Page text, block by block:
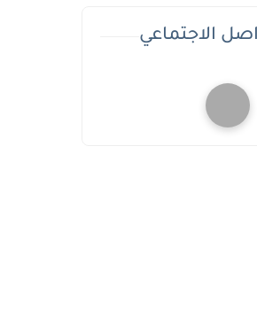
الاجتماعي